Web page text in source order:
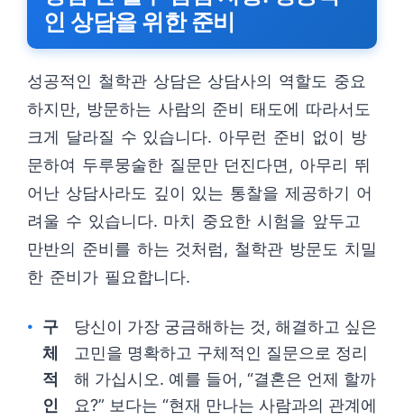
인 상담을 위한 준비
성공적인 철학관 상담은 상담사의 역할도 중요
하지만, 방문하는 사람의 준비 태도에 따라서도
크게 달라질 수 있습니다. 아무런 준비 없이 방
문하여 두루뭉술한 질문만 던진다면, 아무리 뛰
어난 상담사라도 깊이 있는 통찰을 제공하기 어
려울 수 있습니다. 마치 중요한 시험을 앞두고
만반의 준비를 하는 것처럼, 철학관 방문도 치밀
한 준비가 필요합니다.
구
체
적
인
당신이 가장 궁금해하는 것, 해결하고 싶은
고민을 명확하고 구체적인 질문으로 정리
해 가십시오. 예를 들어, “결혼은 언제 할까
요?” 보다는 “현재 만나는 사람과의 관계에